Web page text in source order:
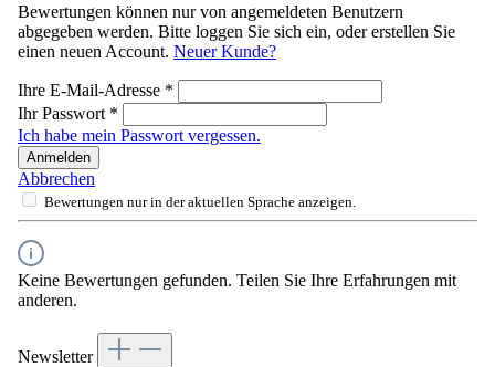
Bewertungen können nur von angemeldeten Benutzern
abgegeben werden. Bitte loggen Sie sich ein, oder erstellen Sie
einen neuen Account. Neuer Kunde?
Ihre E-Mail-Adresse *
Ihr Passwort *
Ich habe mein Passwort vergessen.
Anmelden
Abbrechen
Bewertungen nur in der aktuellen Sprache anzeigen.
Keine Bewertungen gefunden. Teilen Sie Ihre Erfahrungen mit
anderen.
Newsletter